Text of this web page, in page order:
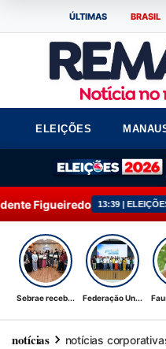
ÚLTIMAS BRASIL
ELEIÇÕES
13:39 | ELEIÇÕES 2026
Sebrae receb... Federação Un...
notícias notícias